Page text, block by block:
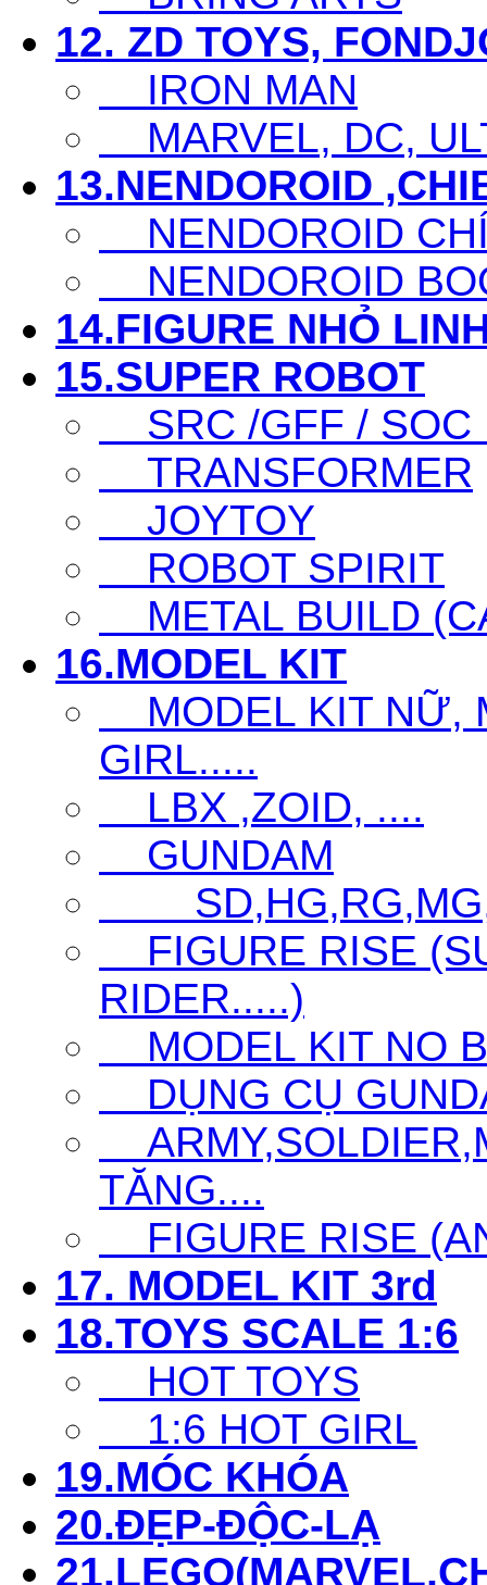
12. ZD TOYS,
IRON MAN
MARVEL, DC,
13.NENDOROID
NENDOROID
NENDOROID
14.FIGURE NHỎ
15.SUPER ROBOT
SRC /GFF / SOC
TRANSFORMER
JOYTOY
ROBOT SPIRIT
METAL BUILD
16.MODEL KIT
MODEL KIT NỮ,
GIRL.....
LBX ,ZOID, ....
GUNDAM
FIGURE RISE
RIDER.....)
MODEL KIT NO
DỤNG CỤ
TĂNG....
FIGURE RISE
17. MODEL KIT 3rd
18.TOYS SCALE 1:6
HOT TOYS
1:6 HOT GIRL
19.MÓC KHÓA
20.ĐẸP-ĐỘC-LẠ